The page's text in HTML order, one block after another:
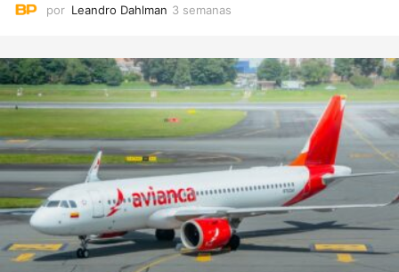
por Leandro Dahlman 3 semanas
m
a
n
a
s